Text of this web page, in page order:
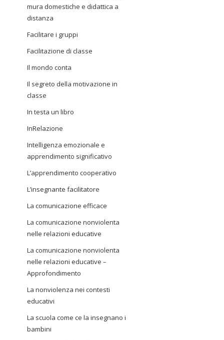
mura domestiche e didattica a
distanza
Facilitare i gruppi
Facilitazione di classe
Il mondo conta
Il segreto della motivazione in
classe
In testa un libro
InRelazione
Intelligenza emozionale e
apprendimento significativo
L’apprendimento cooperativo
L’insegnante facilitatore
La comunicazione efficace
La comunicazione nonviolenta
nelle relazioni educative
La comunicazione nonviolenta
nelle relazioni educative –
Approfondimento
La nonviolenza nei contesti
educativi
La scuola come ce la insegnano i
bambini